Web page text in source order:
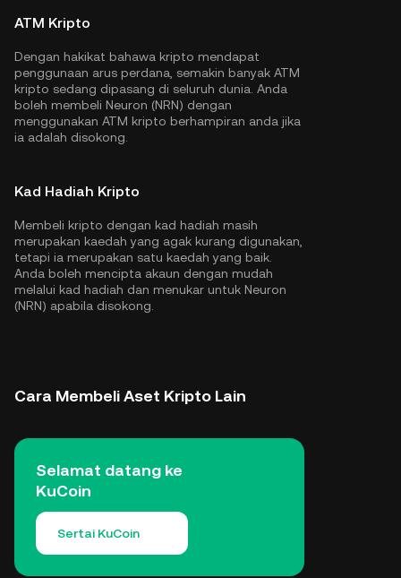
ATM Kripto
Dengan hakikat bahawa kripto mendapat
penggunaan arus perdana, semakin banyak ATM
kripto sedang dipasang di seluruh dunia. Anda
boleh membeli Neuron (NRN) dengan
menggunakan ATM kripto berhampiran anda jika
ia adalah disokong.
Kad Hadiah Kripto
Membeli kripto dengan kad hadiah masih
merupakan kaedah yang agak kurang digunakan,
tetapi ia merupakan satu kaedah yang baik.
Anda boleh mencipta akaun dengan mudah
melalui kad hadiah dan menukar untuk Neuron
(NRN) apabila disokong.
Cara Membeli Aset Kripto Lain
Selamat datang ke
KuCoin
Sertai KuCoin